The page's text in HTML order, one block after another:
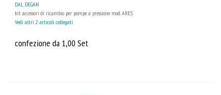
DAL DEGAN
kit accessori di ricambio per pompe a pressione mod. ARES
Vedi altri 2 articoli collegati
confezione da 1,00 Set